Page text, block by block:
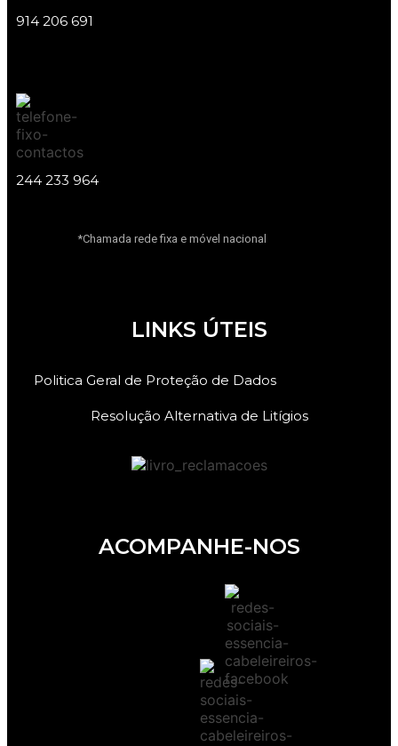
914 206 691
244 233 964
*Chamada rede fixa e móvel nacional
LINKS ÚTEIS
Politica Geral de Proteção de Dados
Resolução Alternativa de Litígios
ACOMPANHE-NOS